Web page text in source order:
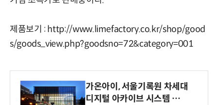
제품보기 : http://www.limefactory.co.kr/shop/good
s/goods_view.php?goodsno=72&category=001
가온아이, 서울기록원 차세대
디지털 아카이브 시스템 구축